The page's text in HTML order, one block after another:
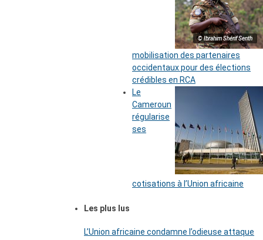
© Ibrahim Shérif Senth
mobilisation des partenaires
occidentaux pour des élections
crédibles en RCA
Le
Cameroun
régularise
ses
cotisations à l’Union africaine
Les plus lus
L’Union africaine condamne l’odieuse attaque